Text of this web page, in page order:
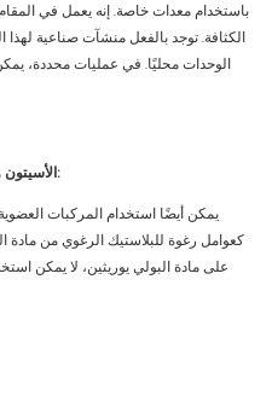
باستخدام معدات خاصة. إنه يعمل في
الكثافة. توجد بالفعل منشآت صناعية
الوحدات محليًا. في عمليات محددة،
الأسيتون والمركبات العضوية الأخرى منخفضة الغليان:
يمكن أيضًا استخدام المركبات
كعوامل رغوة للبلاستيك الرغوي من مادة
على مادة البولي يوريثين، لا يمكن